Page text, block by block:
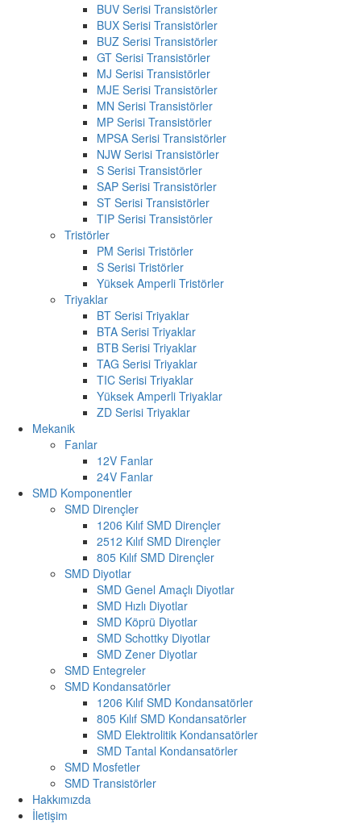
BUV Serisi Transistörler
BUX Serisi Transistörler
BUZ Serisi Transistörler
GT Serisi Transistörler
MJ Serisi Transistörler
MJE Serisi Transistörler
MN Serisi Transistörler
MP Serisi Transistörler
MPSA Serisi Transistörler
NJW Serisi Transistörler
S Serisi Transistörler
SAP Serisi Transistörler
ST Serisi Transistörler
TIP Serisi Transistörler
Tristörler
PM Serisi Tristörler
S Serisi Tristörler
Yüksek Amperli Tristörler
Triyaklar
BT Serisi Triyaklar
BTA Serisi Triyaklar
BTB Serisi Triyaklar
TAG Serisi Triyaklar
TIC Serisi Triyaklar
Yüksek Amperli Triyaklar
ZD Serisi Triyaklar
Mekanik
Fanlar
12V Fanlar
24V Fanlar
SMD Komponentler
SMD Dirençler
1206 Kılıf SMD Dirençler
2512 Kılıf SMD Dirençler
805 Kılıf SMD Dirençler
SMD Diyotlar
SMD Genel Amaçlı Diyotlar
SMD Hızlı Diyotlar
SMD Köprü Diyotlar
SMD Schottky Diyotlar
SMD Zener Diyotlar
SMD Entegreler
SMD Kondansatörler
1206 Kılıf SMD Kondansatörler
805 Kılıf SMD Kondansatörler
SMD Elektrolitik Kondansatörler
SMD Tantal Kondansatörler
SMD Mosfetler
SMD Transistörler
Hakkımızda
İletişim